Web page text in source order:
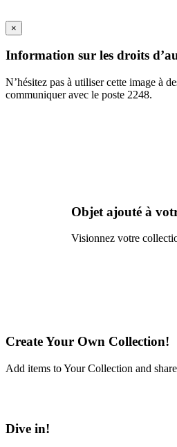
×
Information sur les droits
N’hésitez pas à utiliser cette image à
communiquer avec le poste 2248.
Objet ajouté à
Visionnez votre
Create Your Own Collection!
Add items to Your Collection and
Dive in!